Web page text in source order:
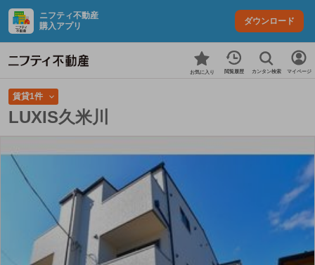
ニフティ不動産
購入アプリ
ダウンロード
お気に入り 閲覧履歴 カンタン検索 マイページ
賃貸1件
LUXIS久米川